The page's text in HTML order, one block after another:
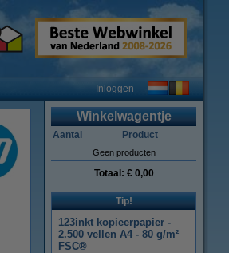
Inloggen
Winkelwagentje
Aantal Product
Geen producten
Totaal: € 0,00
Tip!
123inkt kopieerpapier -
2.500 vellen A4 - 80 g/m²
FSC®